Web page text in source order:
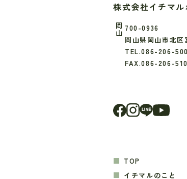
株式会社イチマル
岡山 700-0936
岡山県岡山市北
TEL.086-206-
FAX.086-206-
TOP
イチマルのこと